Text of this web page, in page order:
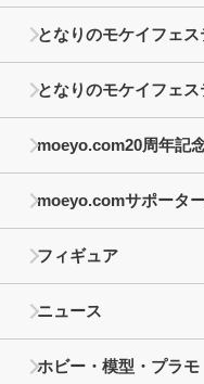
となりのモケイフェス
となりのモケイフェス
moeyo.com20周年記
moeyo.comサポータ
フィギュア
ニュース
ホビー・模型・プラモ